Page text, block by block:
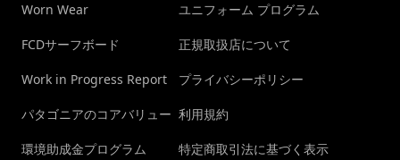
Worn Wear
FCDサーフボード
Work in Progress Report
パタゴニアのコアバリュー
環境助成金プログラム
ユニフォーム プログラム
正規取扱店について
プライバシーポリシー
利用規約
特定商取引法に基づく表示